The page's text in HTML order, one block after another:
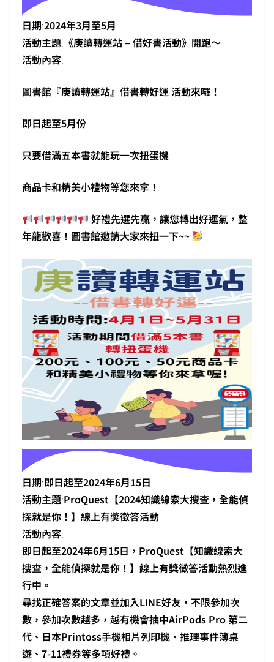
日期:2024年3月至5月
活動主題: 《庚讀轉運站 – 借好書活動》開跑～
活動內容:
圖書館『庚讀轉運站』借書轉好運 活動來囉！
即日起至5月份
只要借滿五本書就能玩一次扭蛋機
商品卡和精美小禮物等您來拿！
好禮先選先贏，讓您轉出好運氣，整
年龍歡喜！圖書館邀請大家來扭一下~~
日期:即日起至2024年6月15日
活動主題:ProQuest【2024知識線索大搜查，全能偵
探就是你！】線上有獎徵答活動
活動內容:
即日起至2024年6月15日，ProQuest【知識線索大
搜查，全能偵探就是你！】線上有獎徵答活動熱烈進
行中。
尋找正確答案的文章並加入LINE好友，不限參加次
數，參加次數越多，越有機會抽中AirPods Pro 第二
代、日本Printoss手機相片列印機、推理事件簿桌
遊、7-11禮券等多項好禮。